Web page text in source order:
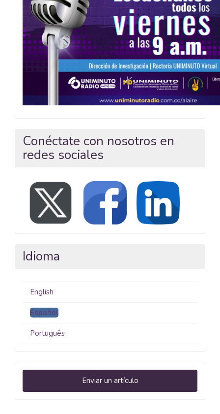
Conéctate con nosotros en
redes sociales
Idioma
English
Español
Português
Enviar
un
Enviar un artículo